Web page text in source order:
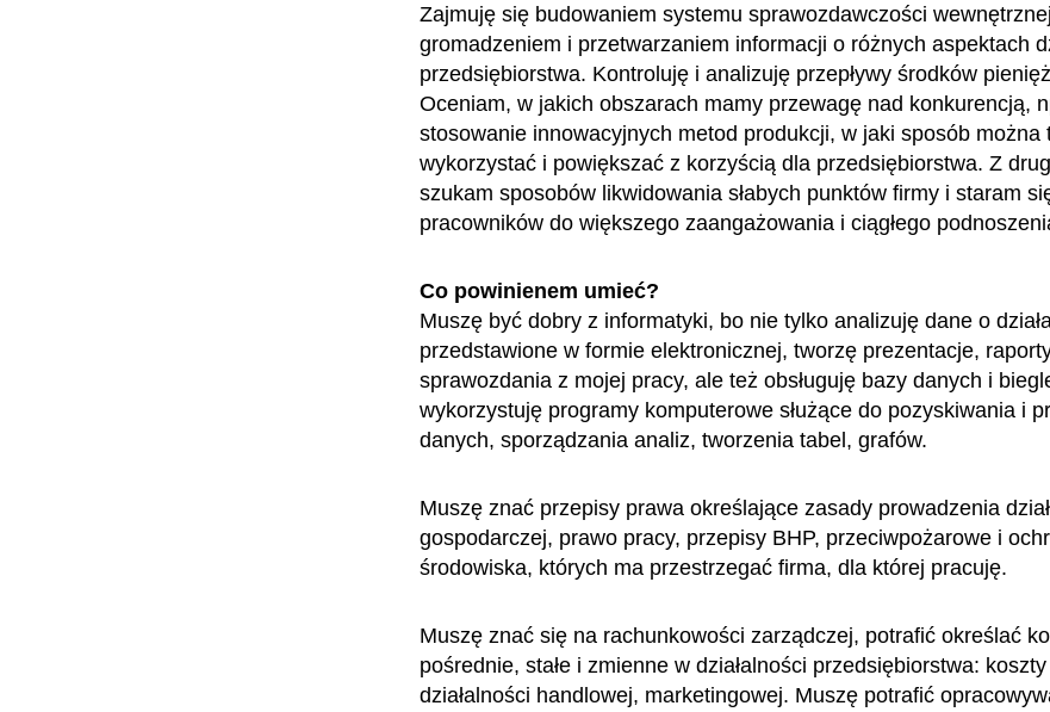
Zajmuję się budowaniem systemu sprawozdawczości
gromadzeniem i przetwarzaniem informacji o różnych aspektach
przedsiębiorstwa. Kontroluję i analizuję przepływy środków
Oceniam, w jakich obszarach mamy przewagę nad konkurencją,
stosowanie innowacyjnych metod produkcji, w jaki sposób można
wykorzystać i powiększać z korzyścią dla przedsiębiorstwa. Z
szukam sposobów likwidowania słabych punktów firmy i staram
pracowników do większego zaangażowania i ciągłego
Co powinienem umieć?
Muszę być dobry z informatyki, bo nie tylko analizuję dane o
przedstawione w formie elektronicznej, tworzę prezentacje,
sprawozdania z mojej pracy, ale też obsługuję bazy danych i
wykorzystuję programy komputerowe służące do pozyskiwania i
danych, sporządzania analiz, tworzenia tabel, grafów.
Muszę znać przepisy prawa określające zasady prowadzenia
gospodarczej, prawo pracy, przepisy BHP, przeciwpożarowe i
środowiska, których ma przestrzegać firma, dla której pracuję.
Muszę znać się na rachunkowości zarządczej, potrafić określać
pośrednie, stałe i zmienne w działalności przedsiębiorstwa:
działalności handlowej, marketingowej. Muszę potrafić